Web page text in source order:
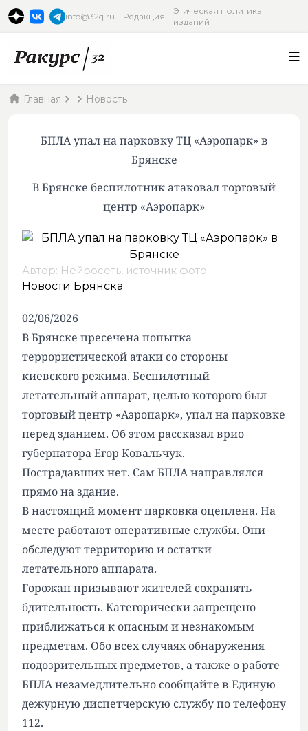
info@32q.ru Редакция
Этическая политика
изданий
Главная Новость
БПЛА упал на парковку ТЦ «Аэропарк» в
Брянске
В Брянске беспилотник атаковал торговый
центр «Аэропарк»
Автор: Нейросеть, источник фото.
Новости Брянска
02/06/2026
В Брянске пресечена попытка
террористической атаки со стороны
киевского режима. Беспилотный
летательный аппарат, целью которого был
торговый центр «Аэропарк», упал на парковке
перед зданием. Об этом рассказал врио
губернатора Егор Ковальчук.
Пострадавших нет. Сам БПЛА направлялся
прямо на здание.
В настоящий момент парковка оцеплена. На
месте работают оперативные службы. Они
обследуют территорию и остатки
летательного аппарата.
Горожан призывают жителей сохранять
бдительность. Категорически запрещено
приближаться к опасным и незнакомым
предметам. Обо всех случаях обнаружения
подозрительных предметов, а также о работе
БПЛА незамедлительно сообщайте в Единую
дежурную диспетчерскую службу по телефону
112.